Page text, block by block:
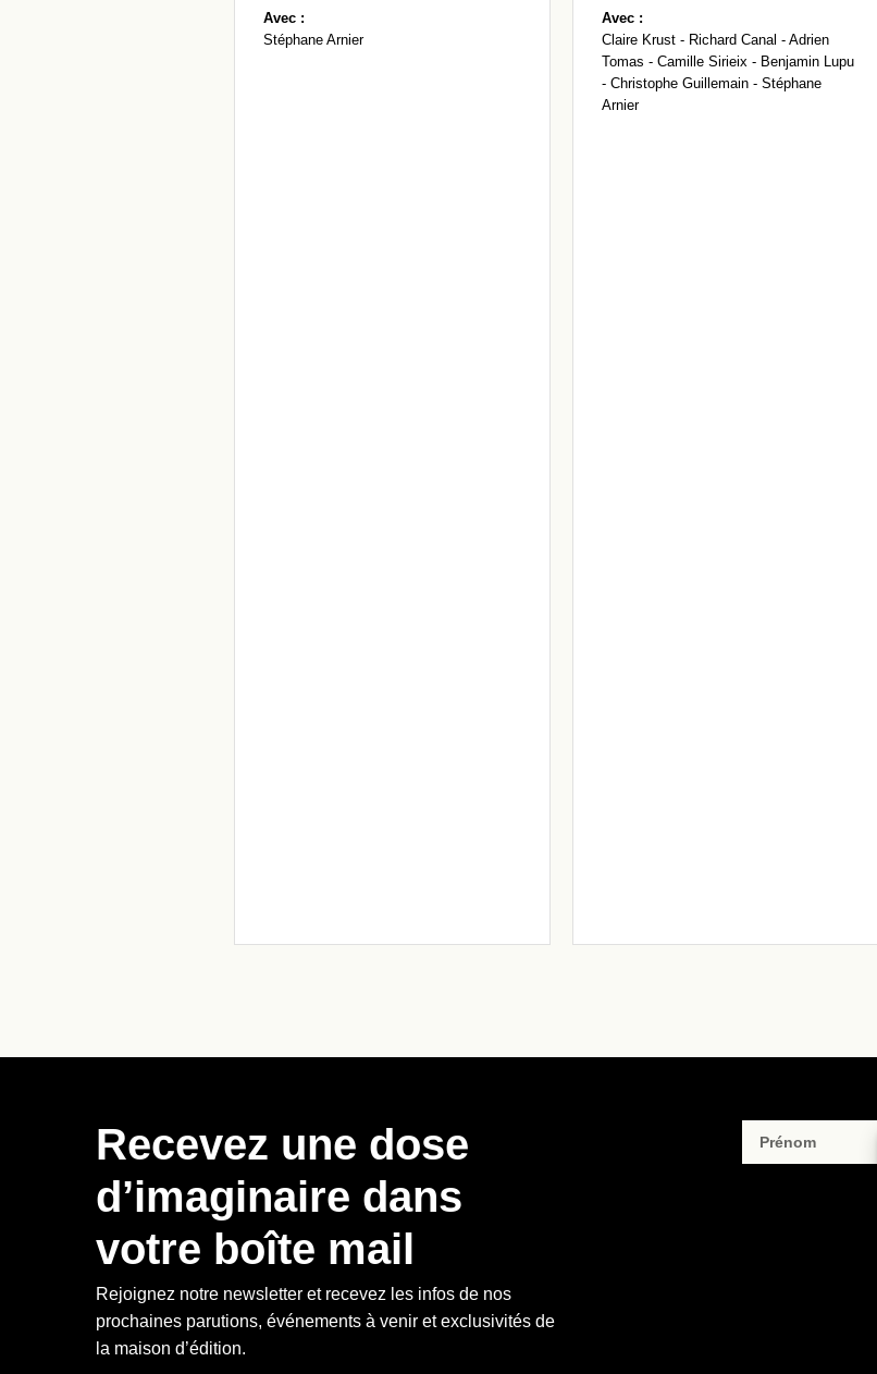
Avec :
Stéphane Arnier
Avec :
Claire Krust - Richard Canal -Adrien
Tomas -Camille Sirieix - Benjamin Lupu
-Christophe Guillemain -Stéphane
Arnier
Recevez une dose
d’imaginaire dans
votre boîte mail
Rejoignez notre newsletter et recevez les infos de nos
prochaines parutions, événements à venir et exclusivités de
la maison d’édition.